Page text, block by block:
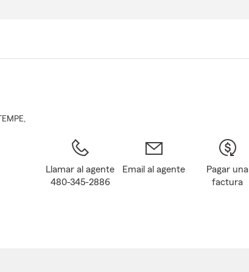
TEMPE,
Llamar al agente
480-345-2886
Email al agente
Pagar una
factura